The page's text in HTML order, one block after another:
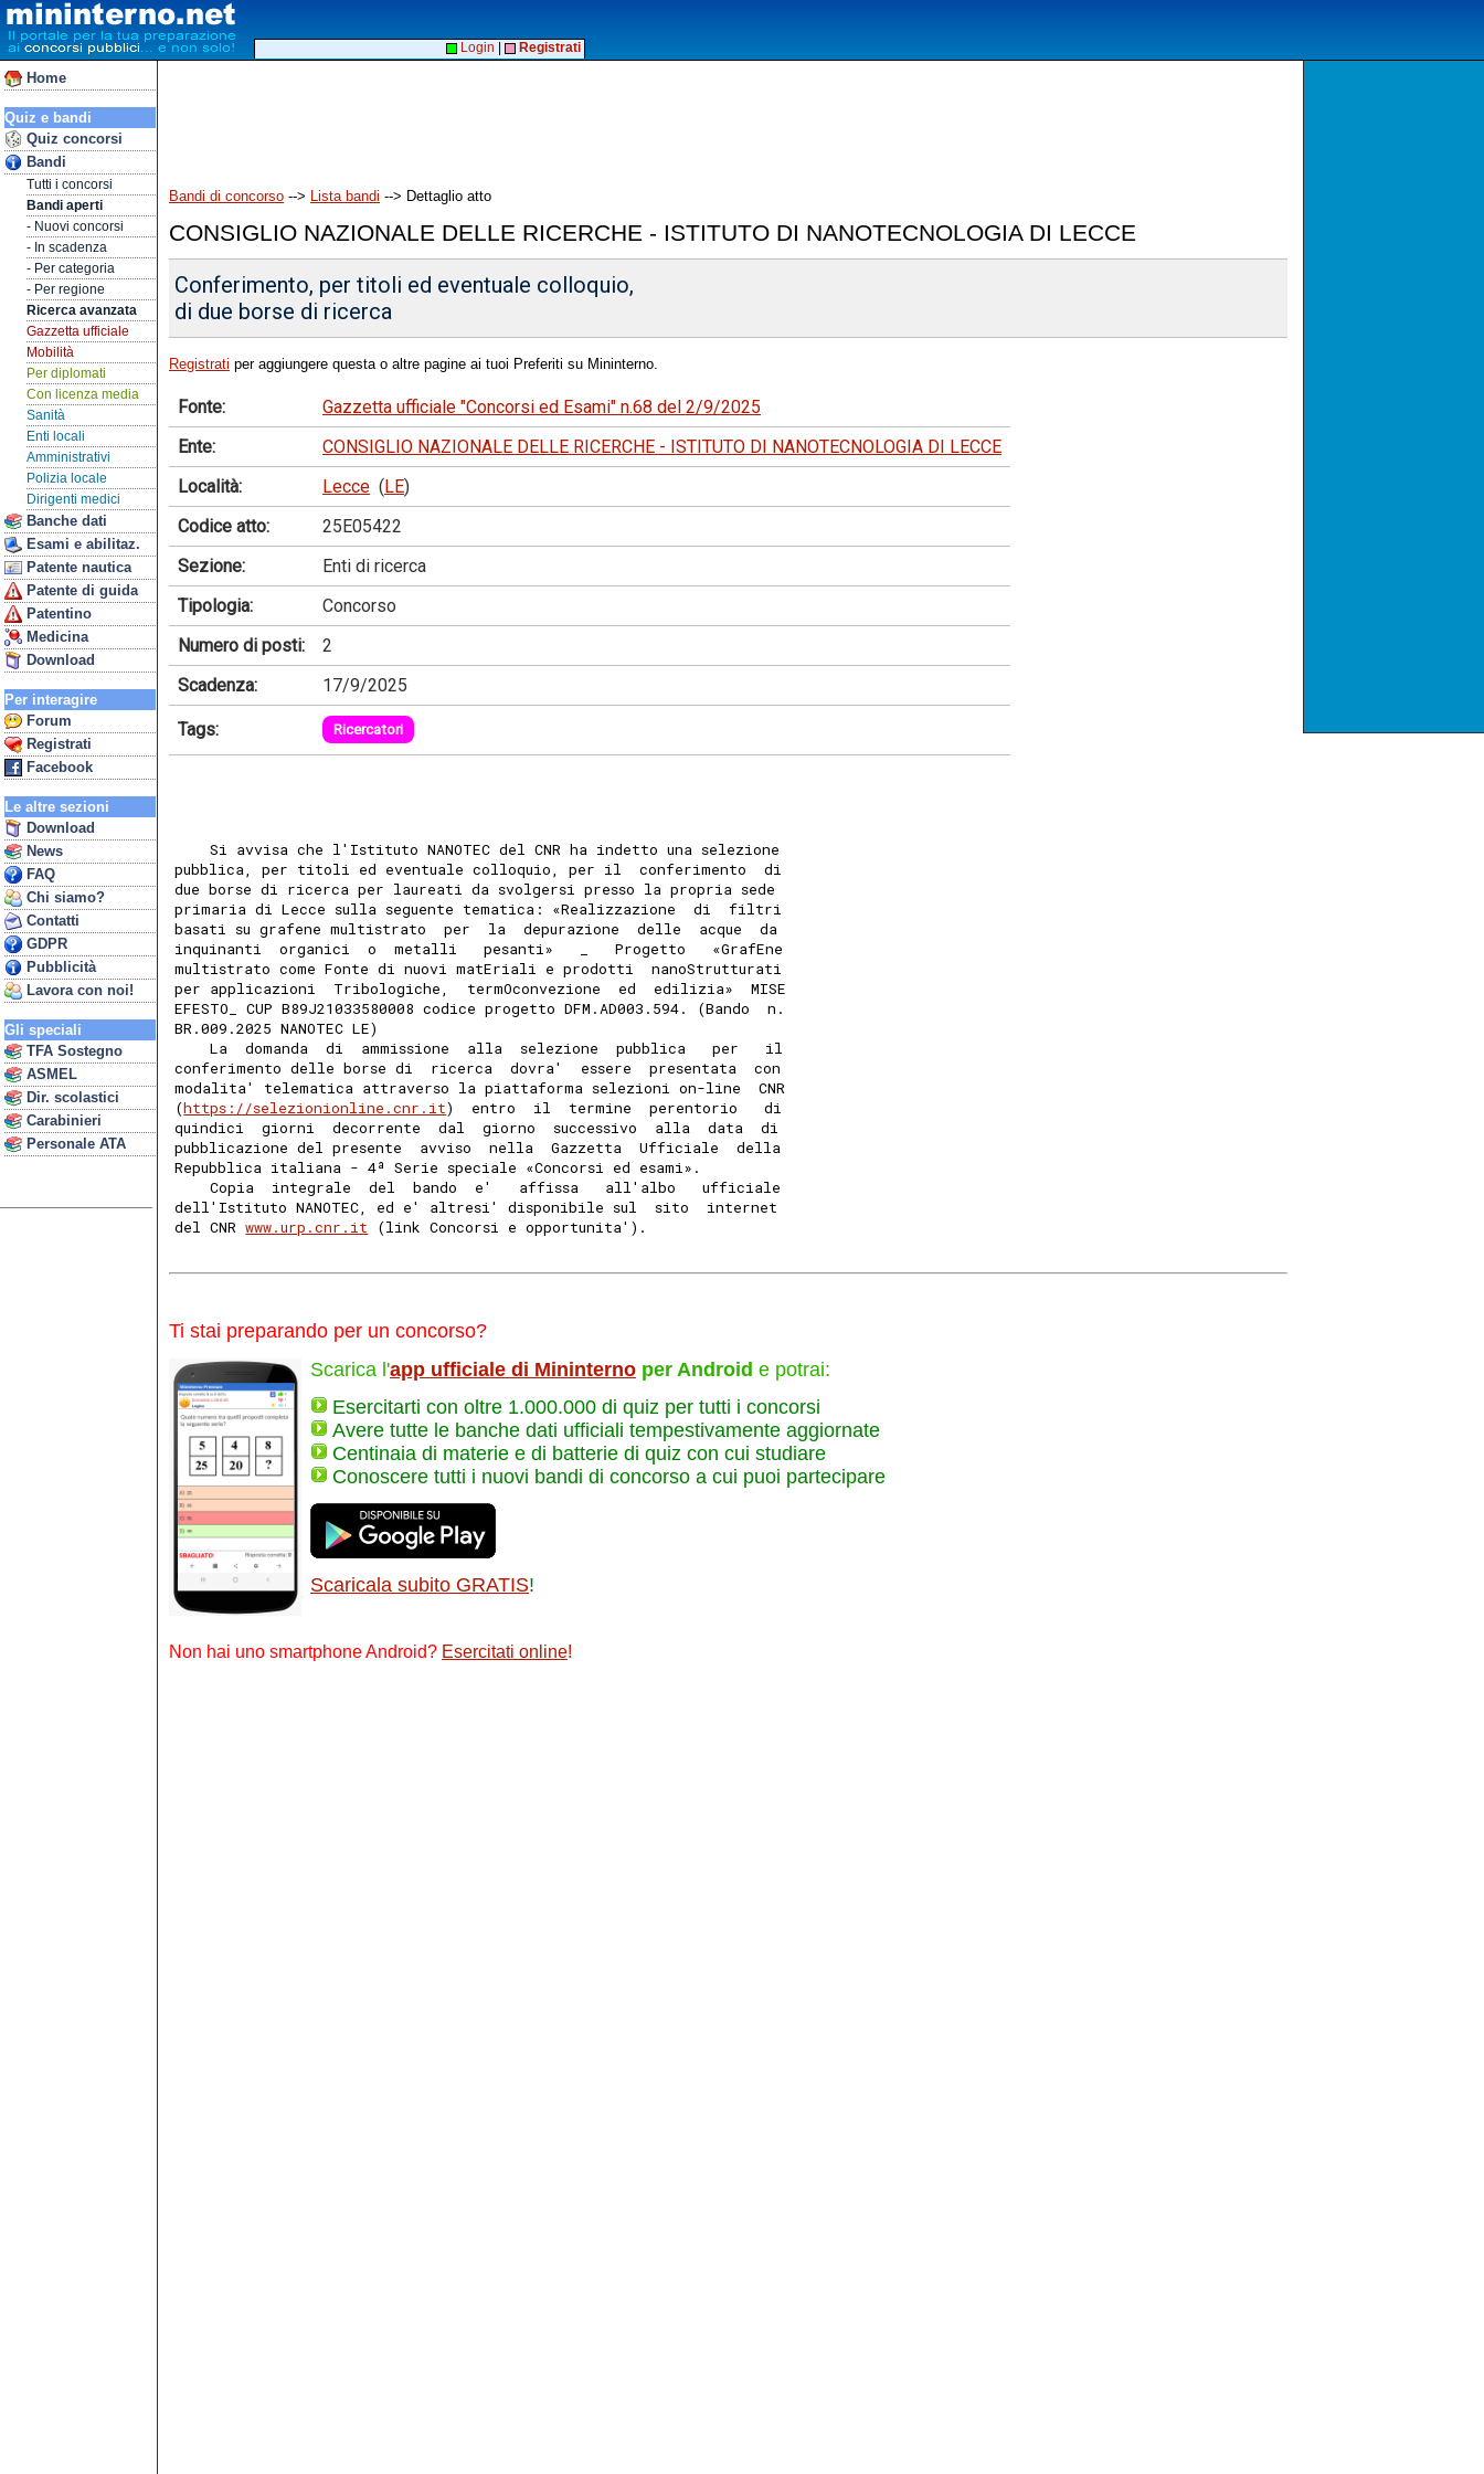
Home
Quiz e bandi
Quiz concorsi
Bandi
Tutti i concorsi
Bandi aperti
- Nuovi concorsi
- In scadenza
- Per categoria
- Per regione
Ricerca avanzata
Gazzetta ufficiale
Mobilità
Per diplomati
Con licenza media
Sanità
Enti locali
Amministrativi
Polizia locale
Dirigenti medici
Banche dati
Esami e abilitaz.
Patente nautica
Patente di guida
Patentino
Medicina
Download
Per interagire
Forum
Registrati
Facebook
Le altre sezioni
Download
News
FAQ
Chi siamo?
Contatti
GDPR
Pubblicità
Lavora con noi!
Gli speciali
TFA Sostegno
ASMEL
Dir. scolastici
Carabinieri
Personale ATA
Login Registrati
Bandi di concorso --> Lista bandi --> Dettaglio atto
CONSIGLIO NAZIONALE DELLE RICERCHE - ISTITUTO DI NANOTECNOLOGIA DI LECCE
Conferimento, per titoli ed eventuale colloquio,
di due borse di ricerca
Registrati per aggiungere questa o altre pagine ai tuoi Preferiti su Mininterno.
Fonte:
Gazzetta ufficiale "Concorsi ed Esami" n.68 del 2/9/2025
Ente:
CONSIGLIO NAZIONALE DELLE RICERCHE - ISTITUTO DI NANOTECNOLOGIA DI LECCE
Località:
Lecce (LE)
Codice atto:
25E05422
Sezione:
Enti di ricerca
Tipologia:
Concorso
Numero di posti:
2
Scadenza:
17/9/2025
Tags: Ricercatori
    Si avvisa che l'Istituto NANOTEC del CNR ha indetto una selezione
pubblica, per titoli ed eventuale colloquio, per il  conferimento  di
due borse di ricerca per laureati da svolgersi presso la propria sede
primaria di Lecce sulla seguente tematica: «Realizzazione  di  filtri
basati su grafene multistrato  per  la  depurazione  delle  acque  da
inquinanti  organici  o  metalli   pesanti»   _   Progetto   «GrafEne
multistrato come Fonte di nuovi matEriali e prodotti  nanoStrutturati
per applicazioni  Tribologiche,  termOconvezione  ed  edilizia»  MISE
EFESTO_ CUP B89J21033580008 codice progetto DFM.AD003.594. (Bando  n.
BR.009.2025 NANOTEC LE)
    La  domanda  di  ammissione  alla  selezione  pubblica   per   il
conferimento delle borse di  ricerca  dovra'  essere  presentata  con
modalita' telematica attraverso la piattaforma selezioni on-line  CNR
(https://selezionionline.cnr.it)  entro  il  termine  perentorio   di
quindici  giorni  decorrente  dal  giorno  successivo  alla  data  di
pubblicazione del presente  avviso  nella  Gazzetta  Ufficiale  della
Repubblica italiana - 4ª Serie speciale «Concorsi ed esami».
    Copia  integrale  del  bando  e'   affissa   all'albo   ufficiale
dell'Istituto NANOTEC, ed e' altresi' disponibile sul  sito  internet
del CNR www.urp.cnr.it (link Concorsi e opportunita').
Ti stai preparando per un concorso?
Scarica l'app ufficiale di Mininterno per Android e potrai:
Esercitarti con oltre 1.000.000 di quiz per tutti i concorsi
Avere tutte le banche dati ufficiali tempestivamente aggiornate
Centinaia di materie e di batterie di quiz con cui studiare
Conoscere tutti i nuovi bandi di concorso a cui puoi partecipare
Scaricala subito GRATIS!
Non hai uno smartphone Android? Esercitati online!